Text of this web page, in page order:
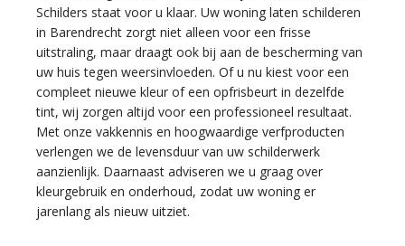
Schilders staat voor u klaar. Uw woning laten schilderen
in Barendrecht zorgt niet alleen voor een frisse
uitstraling, maar draagt ook bij aan de bescherming van
uw huis tegen weersinvloeden. Of u nu kiest voor een
compleet nieuwe kleur of een opfrisbeurt in dezelfde
tint, wij zorgen altijd voor een professioneel resultaat.
Met onze vakkennis en hoogwaardige verfproducten
verlengen we de levensduur van uw schilderwerk
aanzienlijk. Daarnaast adviseren we u graag over
kleurgebruik en onderhoud, zodat uw woning er
jarenlang als nieuw uitziet.